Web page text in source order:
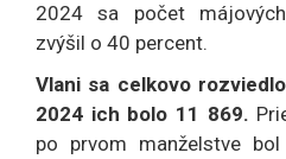
2024 sa počet
zvýšil o 40 percent.
Vlani sa celkovo
2024 ich bolo 11 869.
po prvom manželstve